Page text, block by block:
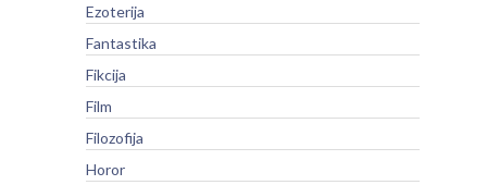
Ezoterija
Fantastika
Fikcija
Film
Filozofija
Horor